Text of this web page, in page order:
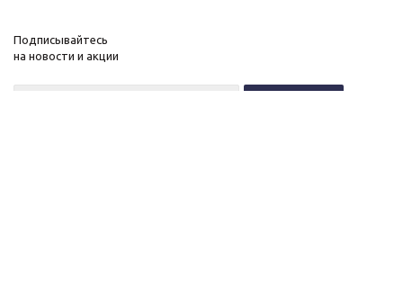
Подписывайтесь
на новости и акции